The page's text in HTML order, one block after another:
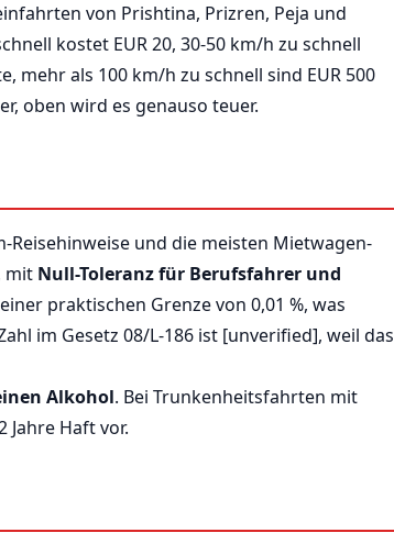
von Prishtina, Prizren, Peja und
kostet EUR 20, 30-50 km/h zu schnell
mehr als 100 km/h zu schnell sind EUR 500
oben wird es genauso teuer.
Reisehinweise und die meisten Mietwagen-
mit Null-Toleranz für Berufsfahrer und
praktischen Grenze von 0,01 %, was
im Gesetz 08/L-186 ist [unverified], weil das
Alkohol. Bei Trunkenheitsfahrten mit
Haft vor.